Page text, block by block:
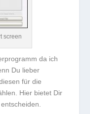
screen
da ich
Du lieber
für die
Hier bietet Dir